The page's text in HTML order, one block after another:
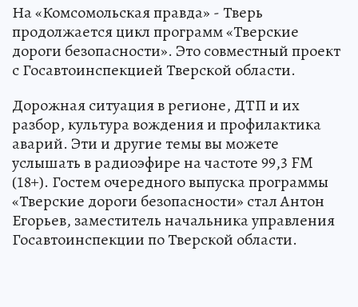
На «Комсомольская правда» - Тверь
продолжается цикл программ «Тверские
дороги безопасности». Это совместный проект
с Госавтоинспекцией Тверской области.
Дорожная ситуация в регионе, ДТП и их
разбор, культура вождения и профилактика
аварий. Эти и другие темы вы можете
услышать в радиоэфире на частоте 99,3 FM
(18+). Гостем очередного выпуска программы
«Тверские дороги безопасности» стал Антон
Егорьев, заместитель начальника управления
Госавтоинспекции по Тверской области.